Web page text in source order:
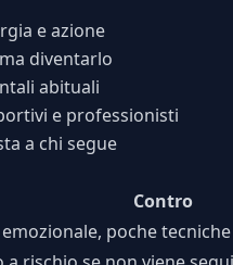
e azione
diventarlo
abituali
e professionisti
a chi segue
Contro
poche